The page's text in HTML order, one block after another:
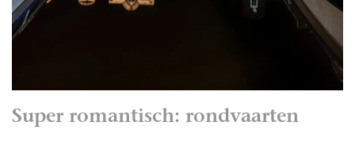
Super romantisch: rondvaarten